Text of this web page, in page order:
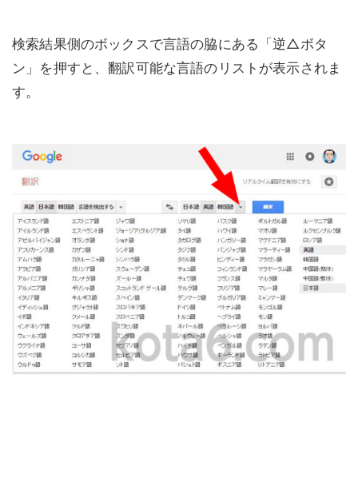
検索結果側のボックスで言語の脇にある「逆△ボタ
ン」を押すと、翻訳可能な言語のリストが表示されま
す。